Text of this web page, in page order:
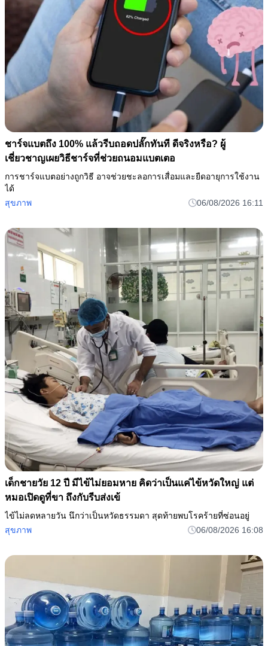
ชาร์จแบตถึง 100% แล้วรีบถอดปลั๊กทันที ดีจริงหรือ? ผู้
เชี่ยวชาญเผยวิธีชาร์จที่ช่วยถนอมแบตเตอ
การชาร์จแบตอย่างถูกวิธี อาจช่วยชะลอการเสื่อมและยืดอายุการใช้งาน
ได้
สุขภาพ
06/08/2026 16:11
เด็กชายวัย 12 ปี มีไข้ไม่ยอมหาย คิดว่าเป็นแค่ไข้หวัดใหญ่ แต่
หมอเปิดดูที่ขา ถึงกับรีบส่งเข้
ไข้ไม่ลดหลายวัน นึกว่าเป็นหวัดธรรมดา สุดท้ายพบโรคร้ายที่ซ่อนอยู่
สุขภาพ
06/08/2026 16:08